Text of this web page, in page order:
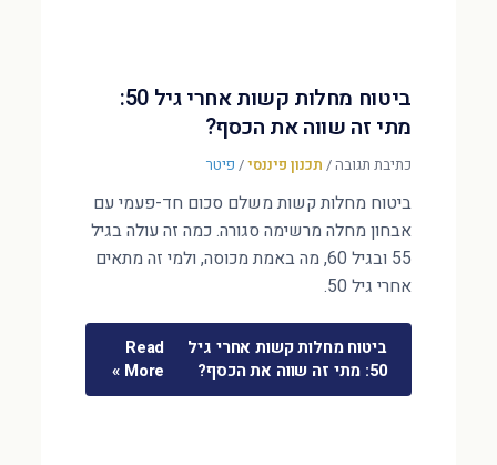
ביטוח מחלות קשות אחרי גיל 50:
מתי זה שווה את הכסף?
כתיבת תגובה/ תכנון פיננסי/ פיטר
ביטוח מחלות קשות משלם סכום חד-פעמי עם
אבחון מחלה מרשימה סגורה. כמה זה עולה בגיל
55 ובגיל 60, מה באמת מכוסה, ולמי זה מתאים
אחרי גיל 50.
ביטוח מחלות קשות אחרי גיל
50: מתי זה שווה את הכסף?
Read
More »